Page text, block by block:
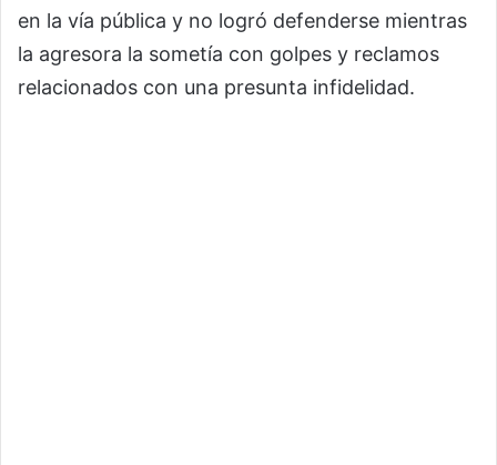
en la vía pública y no logró defenderse mientras
la agresora la sometía con golpes y reclamos
relacionados con una presunta infidelidad.